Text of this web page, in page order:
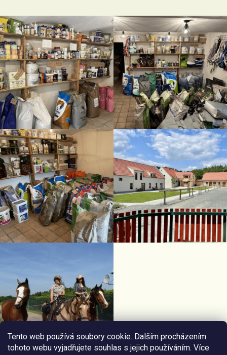
Tento web používá soubory cookie. Dalším procházením
tohoto webu vyjadřujete souhlas s jejich používáním. Více